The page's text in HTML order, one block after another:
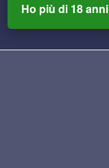
Ho più di 18 anni